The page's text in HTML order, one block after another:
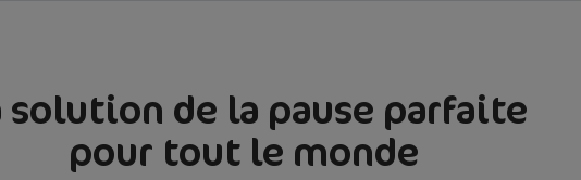
solution de la pause parfaite
pour tout le monde